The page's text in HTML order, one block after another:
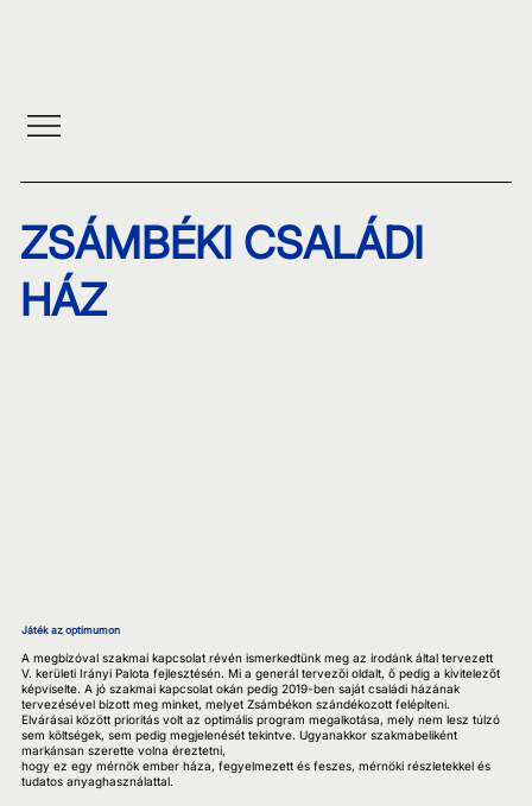
ZSÁMBÉKI CSALÁDI
HÁZ
Játék az optimumon
A megbízóval szakmai kapcsolat révén ismerkedtünk meg az irodánk által tervezett
V. kerületi Irányi Palota fejlesztésén. Mi a generál tervezői oldalt, ő pedig a kivitelezőt
képviselte. A jó szakmai kapcsolat okán pedig 2019-ben saját családi házának
tervezésével bízott meg minket, melyet Zsámbékon szándékozott felépíteni.
Elvárásai között prioritás volt az optimális program megalkotása, mely nem lesz túlzó
sem költségek, sem pedig megjelenését tekintve. Ugyanakkor szakmabeliként
markánsan szerette volna éreztetni,
hogy ez egy mérnök ember háza, fegyelmezett és feszes, mérnöki részletekkel és
tudatos anyaghasználattal.